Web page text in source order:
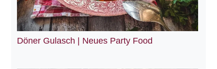
Döner Gulasch | Neues Party Food